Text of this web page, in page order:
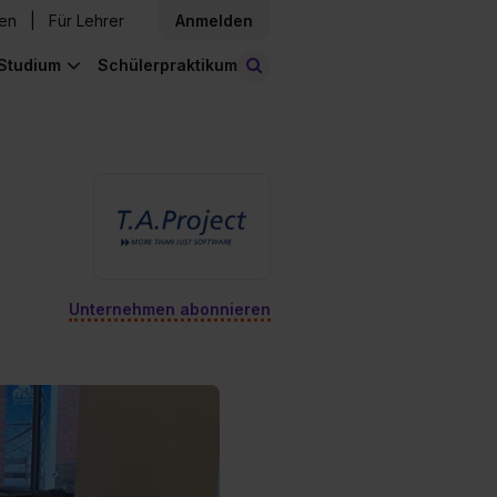
Für Lehrer Anmelden
Schülerpraktikum
Unternehmen abonnieren